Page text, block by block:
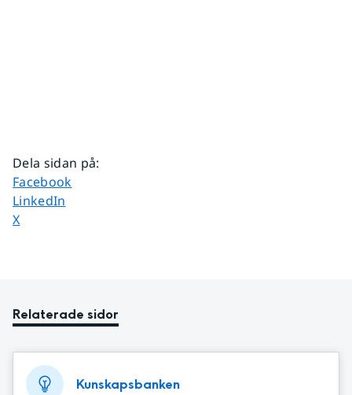
Dela sidan på:
Dela sidan på
Facebook
Dela sidan på
LinkedIn
Dela sidan på
X
Relaterade sidor
Kunskapsbanken